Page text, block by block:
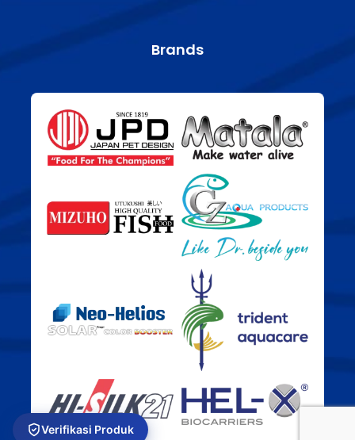
Brands
Verifikasi Produk